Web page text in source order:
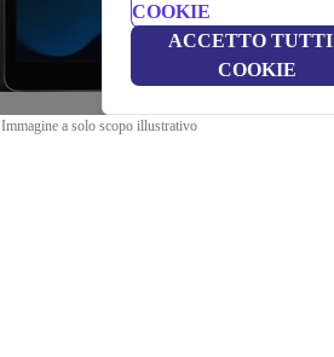
COOKIE
ACCETTO
COOKIE
Immagine a solo scopo illustrativo